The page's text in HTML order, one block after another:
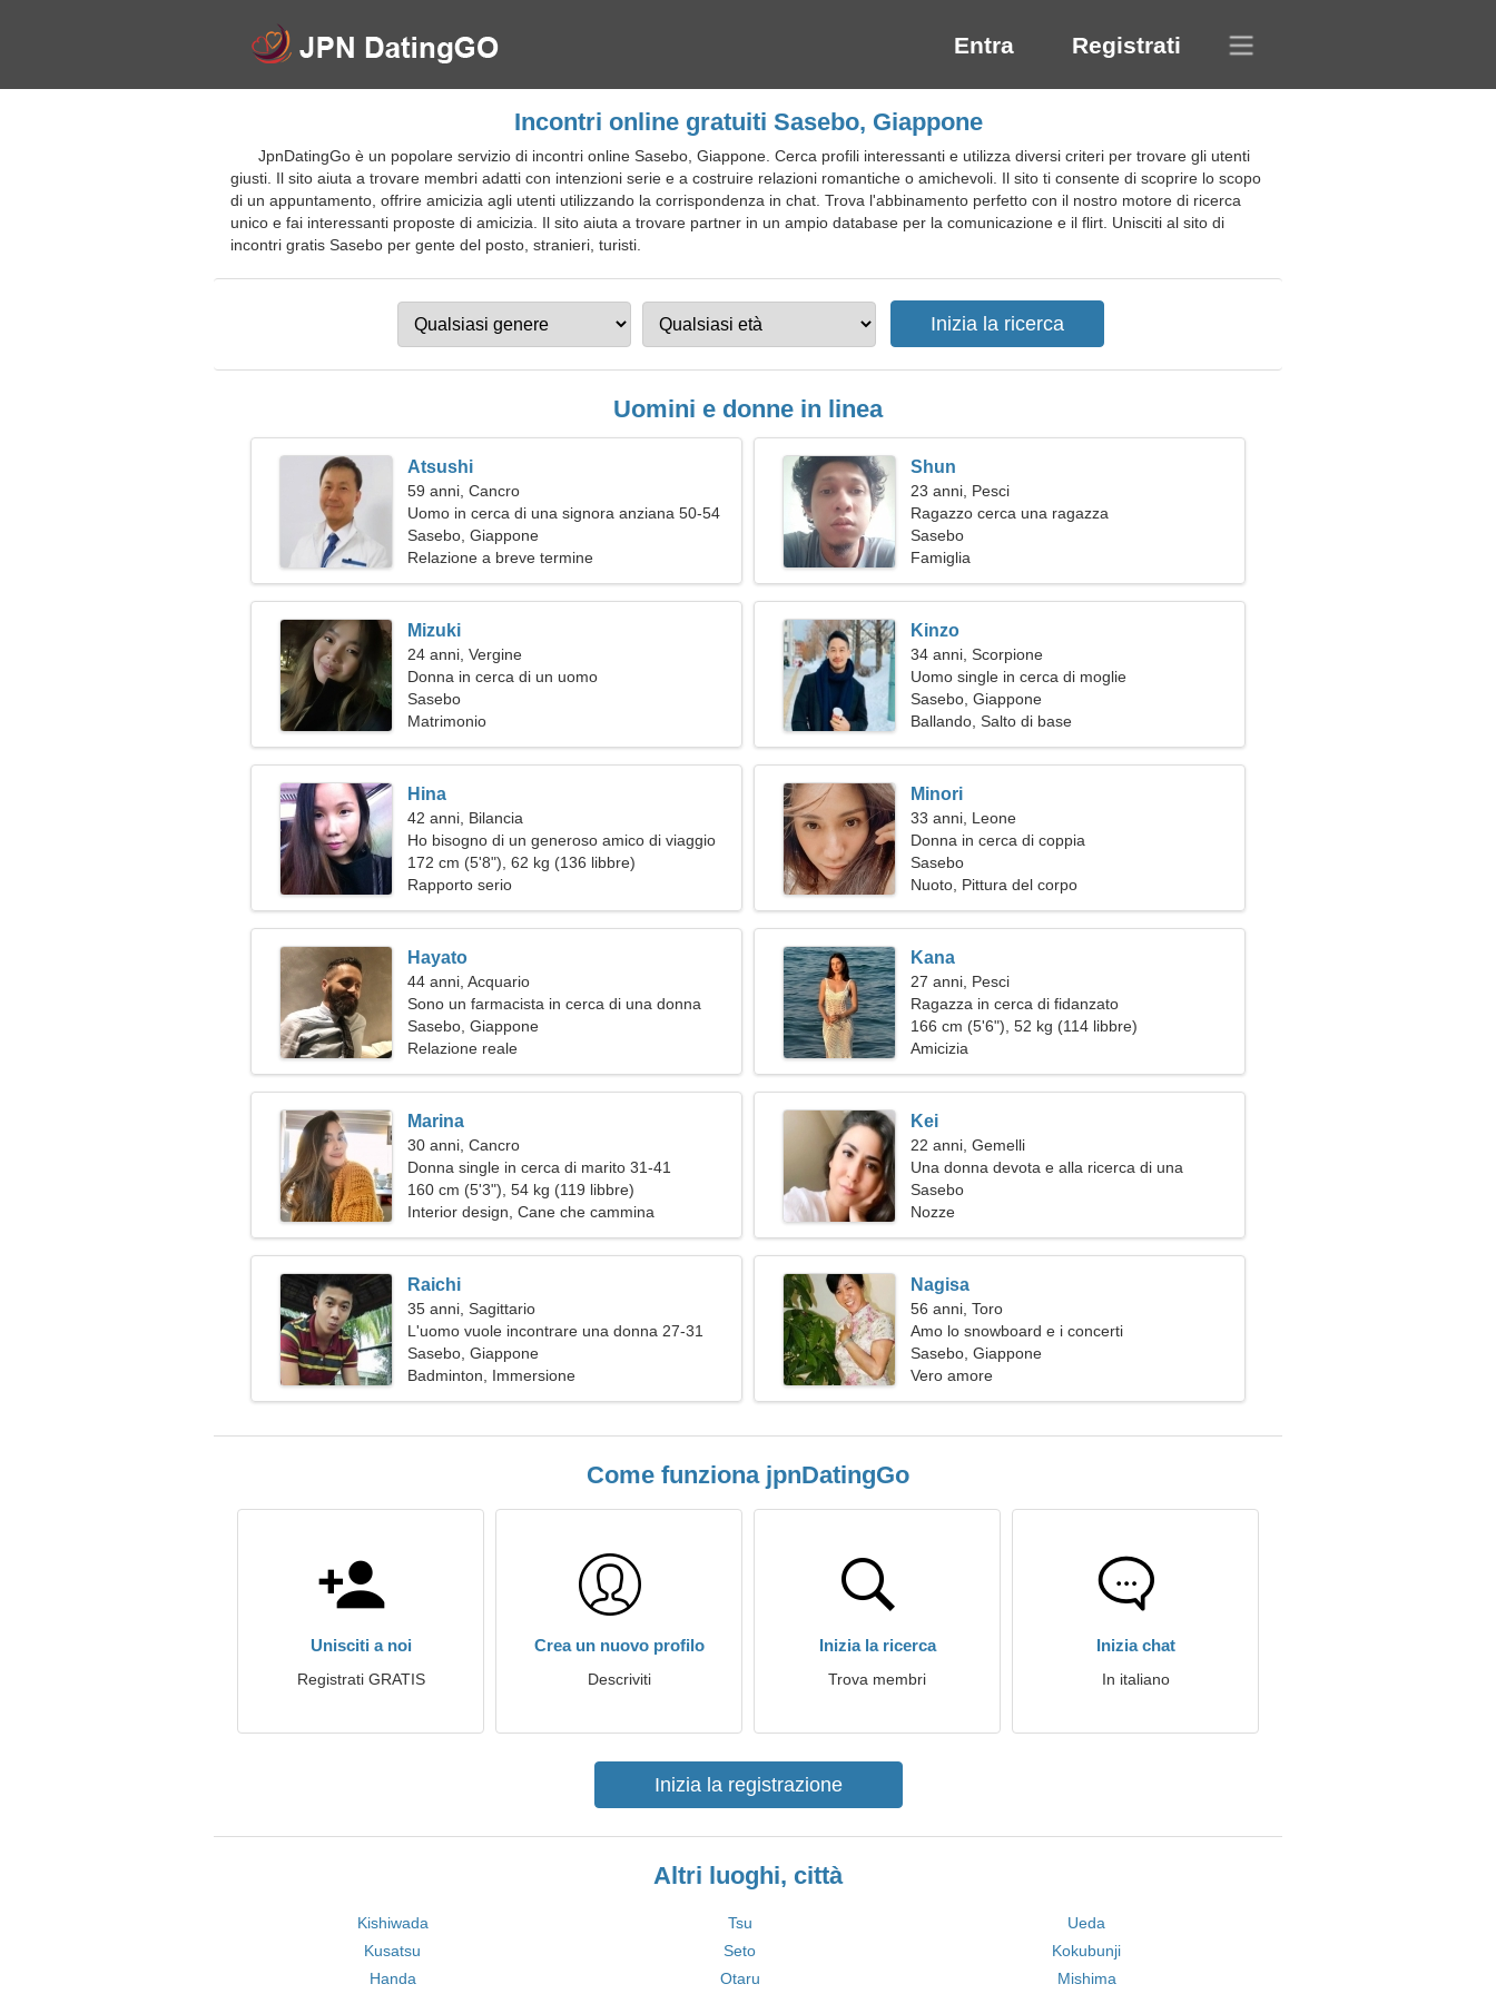
Entra Registrati
Incontri online gratuiti Sasebo, Giappone
JpnDatingGo è un popolare servizio di incontri online Sasebo, Giappone. Cerca profili interessanti e utilizza diversi criteri per trovare gli utenti
giusti. Il sito aiuta a trovare membri adatti con intenzioni serie e a costruire relazioni romantiche o amichevoli. Il sito ti consente di scoprire lo scopo
di un appuntamento, offrire amicizia agli utenti utilizzando la corrispondenza in chat. Trova l'abbinamento perfetto con il nostro motore di ricerca
unico e fai interessanti proposte di amicizia. Il sito aiuta a trovare partner in un ampio database per la comunicazione e il flirt. Unisciti al sito di
incontri gratis Sasebo per gente del posto, stranieri, turisti.
Uomini e donne in linea
Atsushi
59 anni, Cancro
Uomo in cerca di una signora anziana 50-54
Sasebo, Giappone
Relazione a breve termine
Shun
23 anni, Pesci
Ragazzo cerca una ragazza
Sasebo
Famiglia
Mizuki
24 anni, Vergine
Donna in cerca di un uomo
Sasebo
Matrimonio
Kinzo
34 anni, Scorpione
Uomo single in cerca di moglie
Sasebo, Giappone
Ballando, Salto di base
Hina
42 anni, Bilancia
Ho bisogno di un generoso amico di viaggio
172 cm (5'8"), 62 kg (136 libbre)
Rapporto serio
Minori
33 anni, Leone
Donna in cerca di coppia
Sasebo
Nuoto, Pittura del corpo
Hayato
44 anni, Acquario
Sono un farmacista in cerca di una donna
affettuosa
Sasebo, Giappone
Relazione reale
Kana
27 anni, Pesci
Ragazza in cerca di fidanzato
166 cm (5'6"), 52 kg (114 libbre)
Amicizia
Marina
30 anni, Cancro
Donna single in cerca di marito 31-41
160 cm (5'3"), 54 kg (119 libbre)
Interior design, Cane che cammina
Kei
22 anni, Gemelli
Una donna devota e alla ricerca di una
relazione a lungo termine
Sasebo
Nozze
Raichi
35 anni, Sagittario
L'uomo vuole incontrare una donna 27-31
Sasebo, Giappone
Badminton, Immersione
Nagisa
56 anni, Toro
Amo lo snowboard e i concerti
Sasebo, Giappone
Vero amore
Come funziona jpnDatingGo
Unisciti a noi
Registrati GRATIS
Crea un nuovo profilo
Descriviti
Inizia la ricerca
Trova membri
Inizia chat
In italiano
Inizia la registrazione
Altri luoghi, città
Kishiwada Tsu
Ueda
Kusatsu
Seto
Kokubunji
Handa
Otaru Mishima